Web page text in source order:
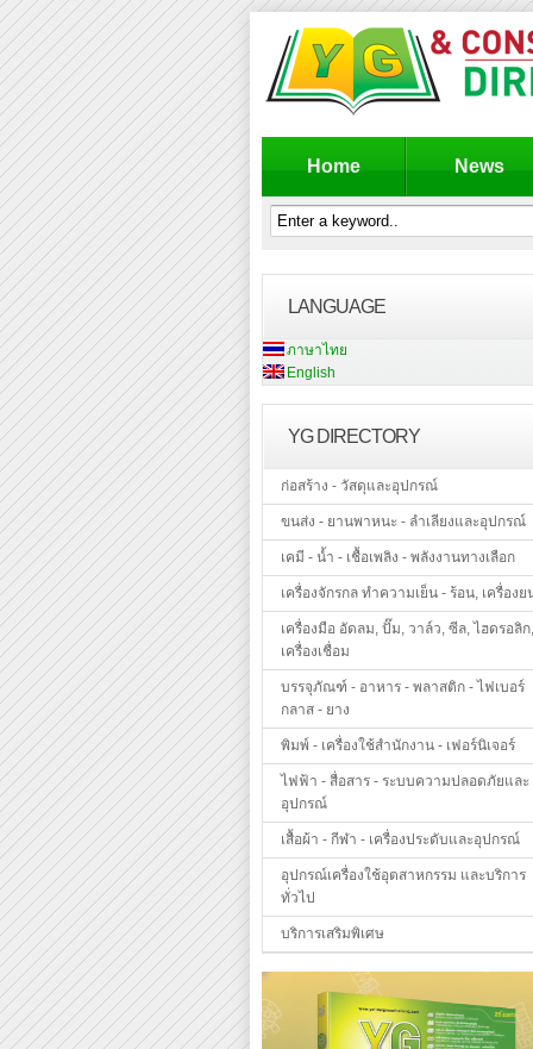
Home News
LANGUAGE
ภาษาไทย
English
YG DIRECTORY
ก่อสร้าง - วัสดุและอุปกรณ์
ขนส่ง - ยานพาหนะ - ลำเลียงและอุปกรณ์
เคมี - น้ำ - เชื้อเพลิง - พลังงานทางเลือก
เครื่องจักรกล ทำความเย็น - ร้อน, เครื่องย
เครื่องมือ อัดลม, ปั๊ม, วาล์ว, ซีล, ไฮดรอลิก,
เครื่องเชื่อม
บรรจุภัณฑ์ - อาหาร - พลาสติก - ไฟเบอร์
กลาส - ยาง
พิมพ์ - เครื่องใช้สำนักงาน - เฟอร์นิเจอร์
ไฟฟ้า - สื่อสาร - ระบบความปลอดภัยและ
อุปกรณ์
เสื้อผ้า - กีฬา - เครื่องประดับและอุปกรณ์
อุปกรณ์เครื่องใช้อุตสาหกรรม และบริการ
ทั่วไป
บริการเสริมพิเศษ